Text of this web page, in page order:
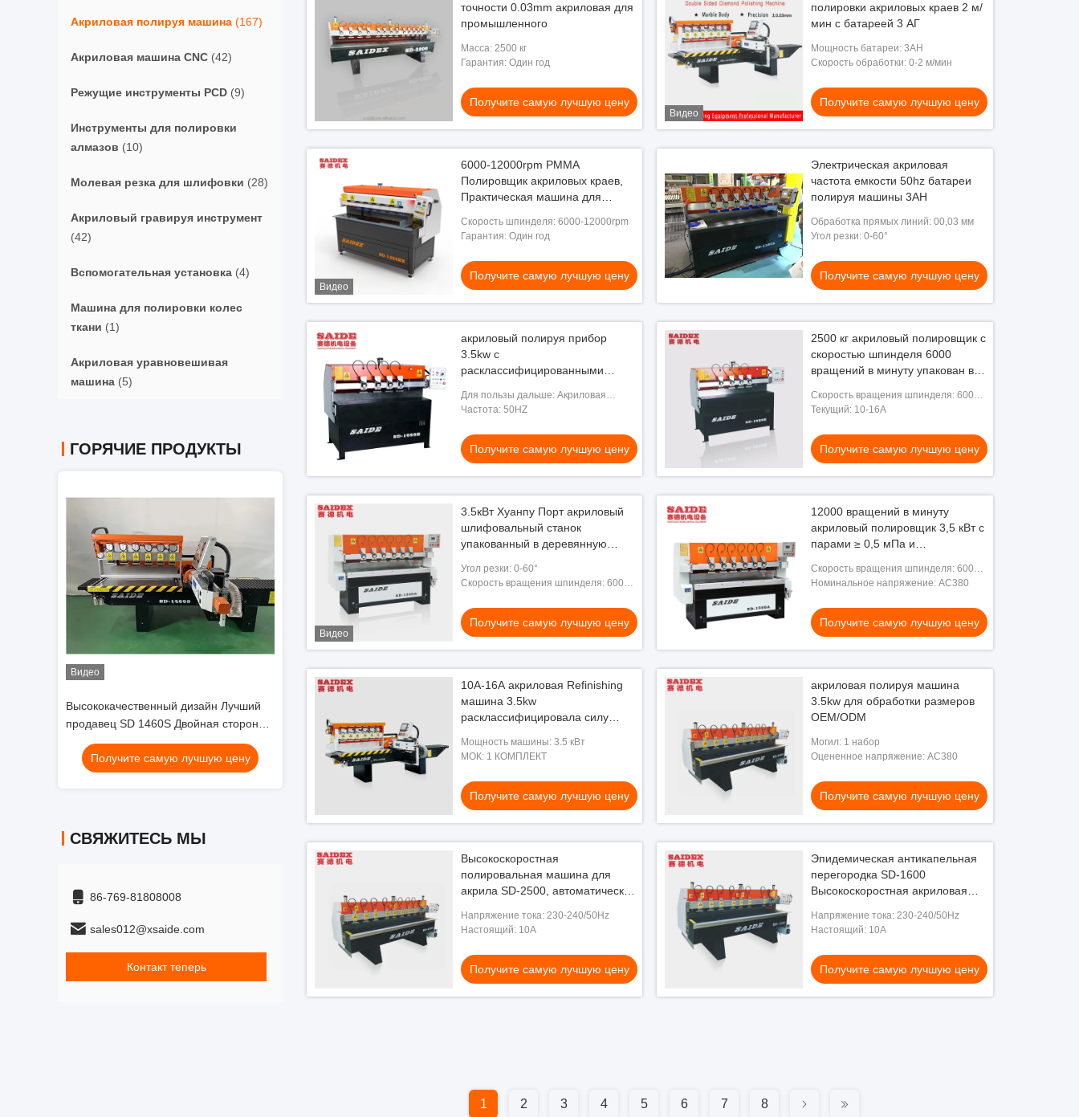
Акриловая полируя машина (167)
Акриловая машина CNC (42)
Режущие инструменты PCD (9)
Инструменты для полировки
алмазов (10)
Молевая резка для шлифовки (28)
Акриловый гравируя инструмент
(42)
Вспомогательная установка (4)
Машина для полировки колес
ткани (1)
Акриловая уравновешивая
машина (5)
ГОРЯЧИЕ ПРОДУКТЫ
Видео
Высококачественный дизайн Лучший
продавец SD 1460S Двойная сторона
высокоскоростная акриловая крана
полировальные машины поставщики
Получите самую лучшую цену
Видео
Высококачественный дизайн Лучший
продавец SD 1460S Двойная сторона
высокоскоростная акриловая крана
полировальные машины поставщики
Получите самую лучшую цену
СВЯЖИТЕСЬ МЫ
86-769-81808008
sales012@xsaide.com
Контакт теперь
точности 0.03mm акриловая для
промышленного
Масса: 2500 кг
Гарантия: Один год
Получите самую лучшую цену
Видео
полировки акриловых краев 2 м/
мин с батареей 3 АГ
Мощность батареи: 3AH
Скорость обработки: 0-2 м/мин
Получите самую лучшую цену
Видео
6000-12000rpm PMMA
Полировщик акриловых краев,
Практическая машина для
материалов
Скорость шпинделя: 6000-12000rpm
Гарантия: Один год
Получите самую лучшую цену
Электрическая акриловая
частота емкости 50hz батареи
полируя машины 3AH
Обработка прямых линий: 00,03 мм
Угол резки: 0-60°
Получите самую лучшую цену
акриловый полируя прибор
3.5kw с
расклассифицированными
входным сигналом ≥0.5MPa
Для пользы дальше: Акриловая
обработка
Частота: 50HZ
Получите самую лучшую цену
2500 кг акриловый полировщик с
скоростью шпинделя 6000
вращений в минуту упакован в
Скорость вращения шпинделя: 6000-
12000 оборотов в минуту
Текущий: 10-16A
Получите самую лучшую цену
Видео
3.5кВт Хуанпу Порт акриловый
шлифовальный станок
упакованный в деревянную
полировки
Угол резки: 0-60°
Скорость вращения шпинделя: 6000-
Получите самую лучшую цену
12000 вращений в минуту
акриловый полировщик 3,5 кВт с
парами ≥ 0,5 мПа и
Скорость вращения шпинделя: 6000-
12000 оборотов в минуту
Номинальное напряжение: AC380
Получите самую лучшую цену
10A-16A акриловая Refinishing
машина 3.5kw
расклассифицировала силу
Мощность машины: 3.5 кВт
МОК: 1 КОМПЛЕКТ
Получите самую лучшую цену
акриловая полируя машина
3.5kw для обработки размеров
OEM/ODM
Могил: 1 набор
Оцененное напряжение: AC380
Получите самую лучшую цену
Высокоскоростная
полировальная машина для
акрила SD-2500, автоматическая
оргстекла
Напряжение тока: 230-240/50Hz
Настоящий: 10A
Получите самую лучшую цену
Эпидемическая антикапельная
перегородка SD-1600
Высокоскоростная акриловая
машина
Напряжение тока: 230-240/50Hz
Настоящий: 10A
Получите самую лучшую цену
1 2 3 4 5 6 7 8